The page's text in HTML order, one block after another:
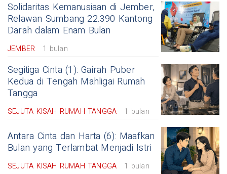
Solidaritas Kemanusiaan di Jember,
Relawan Sumbang 22.390 Kantong
Darah dalam Enam Bulan
JEMBER 1 bulan
Segitiga Cinta (1): Gairah Puber
Kedua di Tengah Mahligai Rumah
Tangga
SEJUTA KISAH RUMAH TANGGA 1 bulan
Antara Cinta dan Harta (6): Maafkan
Bulan yang Terlambat Menjadi Istri
SEJUTA KISAH RUMAH TANGGA 1 bulan